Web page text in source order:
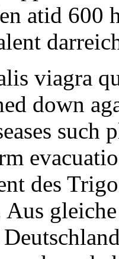
atid 600
viagra
down
such
des